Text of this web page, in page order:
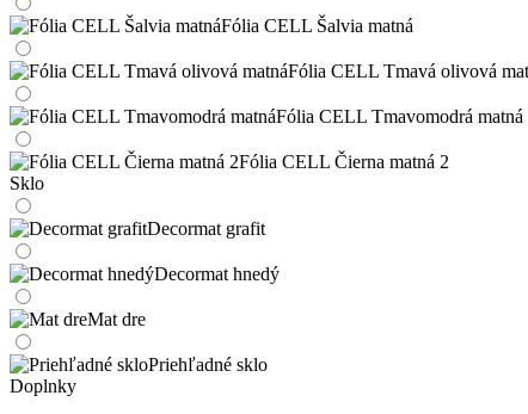
Fólia CELL Šalvia matná
Fólia CELL Tmavá olivová
Fólia CELL Tmavomodrá matná
Fólia CELL Čierna matná 2
Sklo
Decormat grafit
Decormat hnedý
Mat dre
Priehľadné sklo
Doplnky